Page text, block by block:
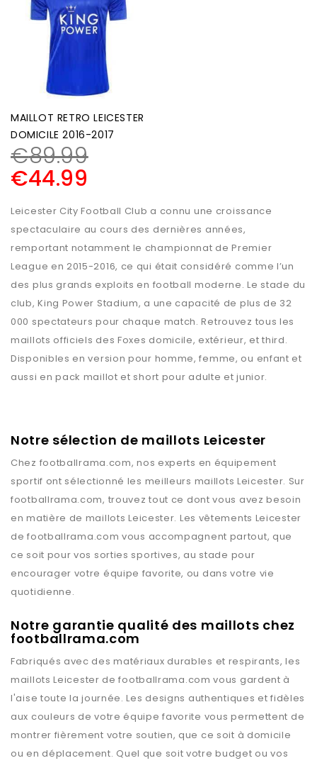
MAILLOT RETRO LEICESTER
DOMICILE 2016-2017
€89.99
€44.99
Leicester City Football Club a connu une croissance
spectaculaire au cours des dernières années,
remportant notamment le championnat de Premier
League en 2015-2016, ce qui était considéré comme l’un
des plus grands exploits en football moderne. Le stade du
club, King Power Stadium, a une capacité de plus de 32
000 spectateurs pour chaque match. Retrouvez tous les
maillots officiels des Foxes domicile, extérieur, et third.
Disponibles en version pour homme, femme, ou enfant et
aussi en pack maillot et short pour adulte et junior.
Notre sélection de maillots Leicester
Chez footballrama.com, nos experts en équipement
sportif ont sélectionné les meilleurs maillots Leicester. Sur
footballrama.com, trouvez tout ce dont vous avez besoin
en matière de maillotsLeicester. Les vêtements Leicester
defootballrama.com vous accompagnent partout, que
ce soit pour vos sorties sportives, au stade pour
encourager votre équipe favorite, ou dans votre vie
quotidienne.
Notre garantie qualité des maillots chez
footballrama.com
Fabriqués avec des matériaux durables et respirants, les
maillotsLeicester defootballrama.com vous gardent à
l'aise toute la journée. Les designs authentiques et fidèles
aux couleurs de votre équipe favorite vous permettent de
montrer fièrement votre soutien, que ce soit à domicile
ou en déplacement. Quel que soit votre budget ou vos